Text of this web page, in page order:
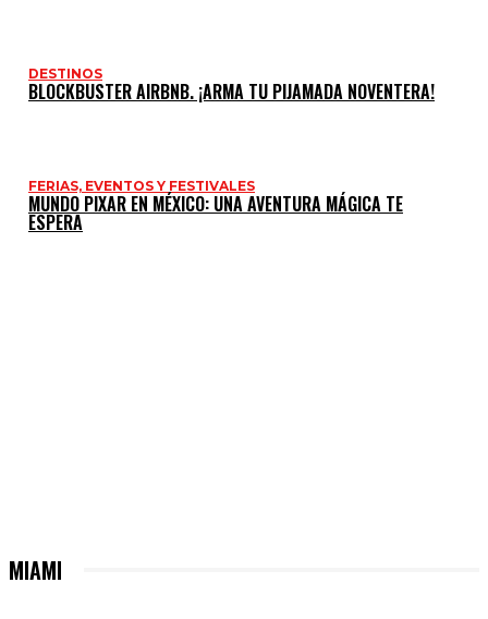
DESTINOS
BLOCKBUSTER AIRBNB. ¡ARMA TU PIJAMADA NOVENTERA!
FERIAS, EVENTOS Y FESTIVALES
MUNDO PIXAR EN MÉXICO: UNA AVENTURA MÁGICA TE
ESPERA
MIAMI